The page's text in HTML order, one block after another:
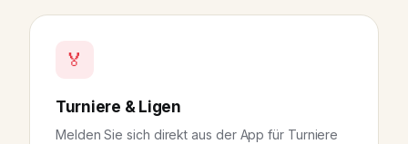
🏅
Turniere & Ligen
Melden Sie sich direkt aus der App für Turniere